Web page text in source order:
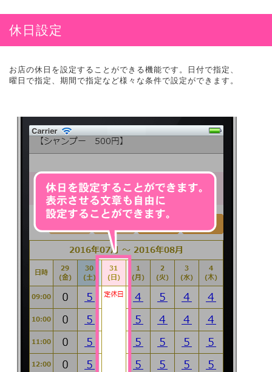
休日設定
お店の休日を設定することができる機能です。日付で指定、
曜日で指定、期間で指定など様々な条件で設定ができます。